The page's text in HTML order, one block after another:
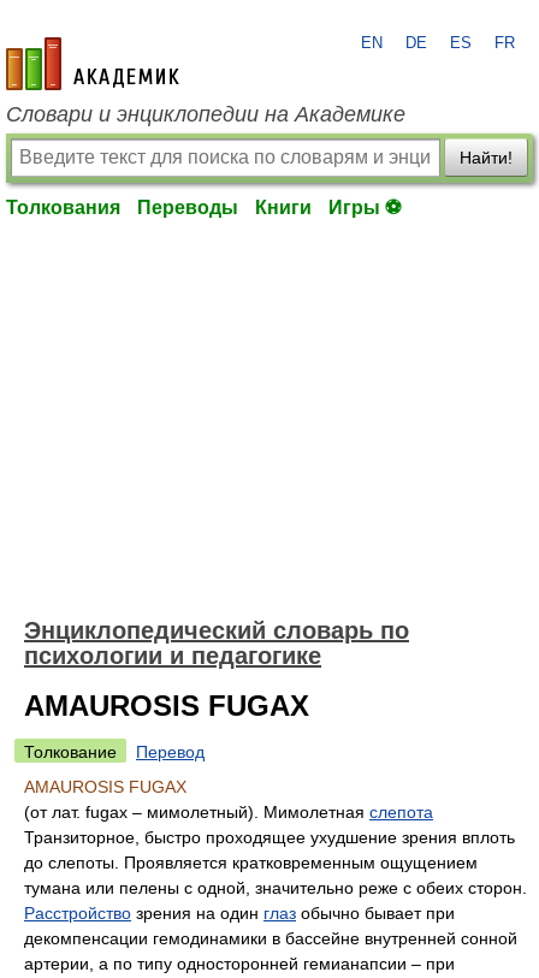
academic.ru
EN DE ES FR
Словари и энциклопедии на Академике
Найти!
Толкования Переводы Книги Игры ⚽
Энциклопедический словарь по
психологии и педагогике
AMAUROSIS FUGAX
Толкование
Перевод
AMAUROSIS FUGAX
(от лат. fugax – мимолетный). Мимолетная слепота
Транзиторное, быстро проходящее ухудшение зрения вплоть
до слепоты. Проявляется кратковременным ощущением
тумана или пелены с одной, значительно реже с обеих сторон.
Расстройство зрения на один глаз обычно бывает при
декомпенсации гемодинамики в бассейне внутренней сонной
артерии, а по типу односторонней гемианапсии – при